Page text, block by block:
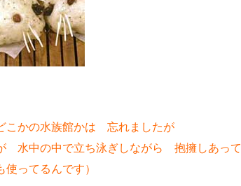
かの水族館かは 忘れましたが
水中の中で立ち泳ぎしながら 抱擁しあって
使ってるんです）